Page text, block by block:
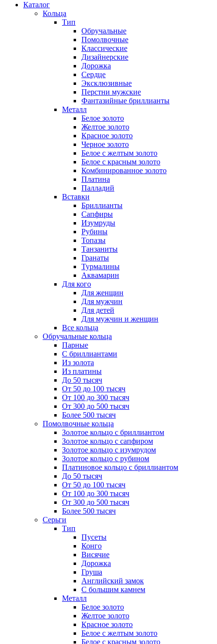
Каталог
Кольца
Тип
Обручальные
Помолвочные
Классические
Дизайнерские
Дорожка
Сердце
Эксклюзивные
Перстни мужские
Фантазийные бриллианты
Металл
Белое золото
Желтое золото
Красное золото
Черное золото
Белое с желтым золото
Белое с красным золото
Комбинированное золото
Платина
Палладий
Вставки
Бриллианты
Сапфиры
Изумруды
Рубины
Топазы
Танзаниты
Гранаты
Турмалины
Аквамарин
Для кого
Для женщин
Для мужчин
Для детей
Для мужчин и женщин
Все кольца
Обручальные кольца
Парные
С бриллиантами
Из золота
Из платины
До 50 тысяч
От 50 до 100 тысяч
От 100 до 300 тысяч
От 300 до 500 тысяч
Более 500 тысяч
Помолвочные кольца
Золотое кольцо с бриллиантом
Золотое кольцо с сапфиром
Золотое кольцо с изумрудом
Золотое кольцо с рубином
Платиновое кольцо с бриллиантом
До 50 тысяч
От 50 до 100 тысяч
От 100 до 300 тысяч
От 300 до 500 тысяч
Более 500 тысяч
Серьги
Тип
Пусеты
Конго
Висячие
Дорожка
Груша
Английский замок
С большим камнем
Металл
Белое золото
Желтое золото
Красное золото
Белое с желтым золото
Белое с красным золото